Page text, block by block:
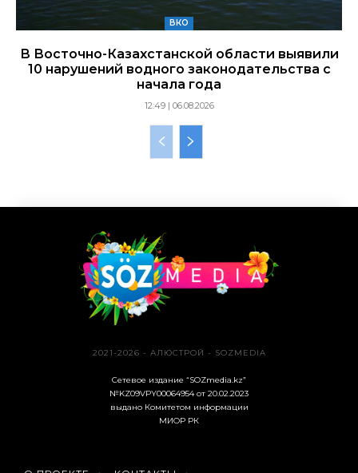
ВКО
В Восточно-Казахстанской области выявили
10 нарушений водного законодательства с
начала года
12:49 | 06.08.2026
2021-2026 - АЛЮСТРОЙ - SOZMEDIA
Сетевое издание “SOZmedia.kz”
№KZ09VPY00064954 от 20.02.2023
выдано Комитетом информации
МИОР РК